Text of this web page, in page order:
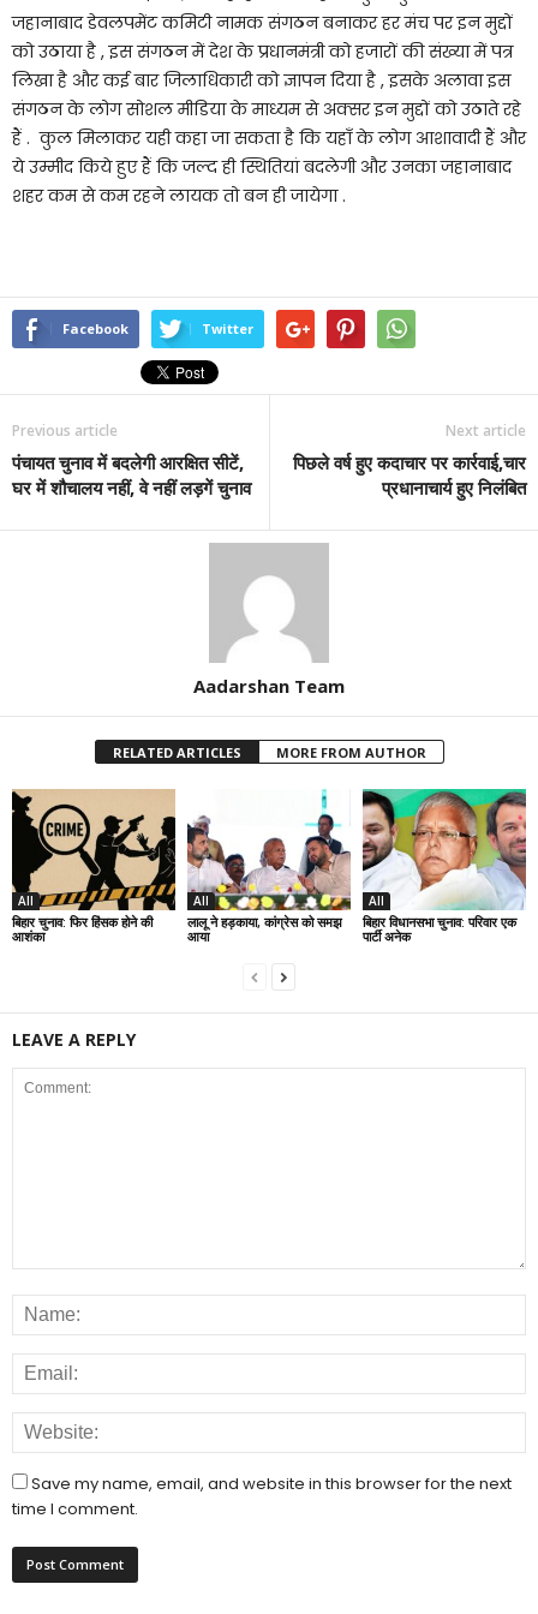
जहानाबाद डेवलपमेंट कमिटी नामक संगठन बनाकर हर मंच पर इन मुद्दों
को उठाया है , इस संगठन में देश के प्रधानमंत्री को हजारों की संख्या में पत्र
लिखा है और कई बार जिलाधिकारी को ज्ञापन दिया है , इसके अलावा इस
संगठन के लोग सोशल मीडिया के माध्यम से अक्सर इन मुद्दों को उठाते रहे
हैं . कुल मिलाकर यही कहा जा सकता है कि यहाँ के लोग आशावादी हैं और
ये उम्मीद किये हुए हैं कि जल्द ही स्थितियां बदलेगी और उनका जहानाबाद
शहर कम से कम रहने लायक तो बन ही जायेगा .
Facebook Twitter
Previous article
पंचायत चुनाव में बदलेगी आरक्षित सीटें,
घर में शौचालय नहीं, वे नहीं लड़गें चुनाव
Next article
पिछले वर्ष हुए कदाचार पर कार्रवाई,चार
प्रधानाचार्य हुए निलंबित
Aadarshan Team
RELATED ARTICLES MORE FROM AUTHOR
All
बिहार चुनाव: फिर हिंसक होने की
आशंका
All
लालू ने हड़काया, कांग्रेस को समझ
आया
All
बिहार विधानसभा चुनाव: परिवार एक
पार्टी अनेक
LEAVE A REPLY
Save my name, email, and website in this browser for the next
time I comment.